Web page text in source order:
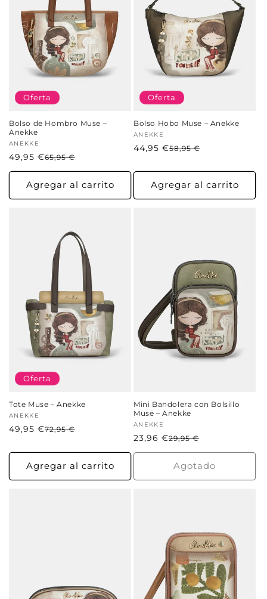
Oferta
Bolso de Hombro Muse –
Anekke
Proveedor:
ANEKKE
habitual
65,95 €
de
oferta
49,95 €
Agregar al carrito
Oferta
Bolso Hobo Muse – Anekke
Proveedor:
ANEKKE
58,95 €
oferta
44,95 €
Agregar al carrito
Oferta
Tote Muse – Anekke
Proveedor:
ANEKKE
72,95 €
oferta
49,95 €
Agregar al carrito
Mini Bandolera con Bolsillo
Muse – Anekke
Proveedor:
ANEKKE
habitual
29,95 €
de
oferta
23,96 €
Agotado